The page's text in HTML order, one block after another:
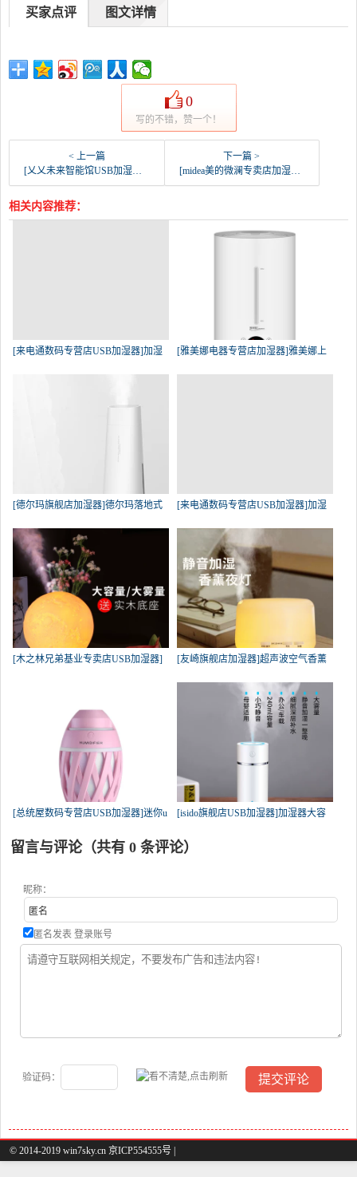
图文详情
买家点评
0
写的不错，赞一个！
< 上一篇
[乂乂未来智能馆USB加湿器]萌宠加湿器家用小型空气补水迷你创意可月销量79件仅售59元
下一篇 >
[midea美的微澜专卖店加湿器]美的加湿器家用静音卧室内孕妇婴儿大容月销量81件仅售239元
相关内容推荐：
[来电通数码专营店USB加湿器]加湿 [雅美娜电器专营店加湿器]雅美娜上
[德尔玛旗舰店加湿器]德尔玛落地式 [来电通数码专营店USB加湿器]加湿
[木之林兄弟基业专卖店USB加湿器] [友崎旗舰店加湿器]超声波空气香薰
[总统屋数码专营店USB加湿器]迷你u [isido旗舰店USB加湿器]加湿器大容
留言与评论（共有 0 条评论）
昵称：
匿名发表 登录账号
验证码：
© 2014-2019 win7sky.cn 京ICP554555号 |